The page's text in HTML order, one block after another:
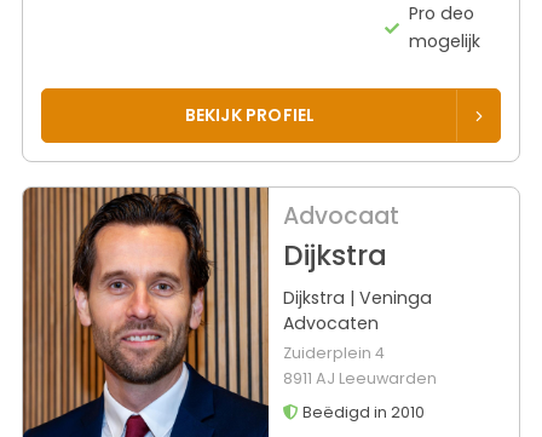
Pro deo
mogelijk
BEKIJK PROFIEL
Advocaat
Dijkstra
Dijkstra | Veninga
Advocaten
Zuiderplein 4
8911 AJ Leeuwarden
Beëdigd in 2010